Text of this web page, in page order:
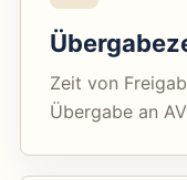
Zeit von
Übergabe an